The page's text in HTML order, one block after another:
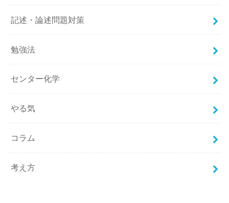
記述・論述問題対策
勉強法
センター化学
やる気
コラム
考え方